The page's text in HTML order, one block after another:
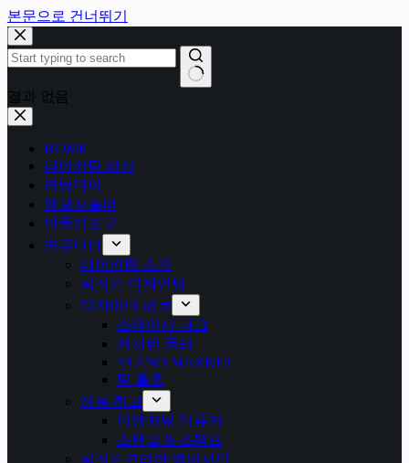
본문으로 건너뛰기
결과 없음
HOME
다이커팅 머신
커팅다이
엠보싱폴더
만들기도구
커뮤니티
다이커팅 소개
씨직스 디자인팀
디자이너 허브
스테이시 파크
캐서린 풀러
49 AND MARKET
팀 홀츠
제품 허브
디멘저널 디퓨저
스텐실 & 스탬프
씨직스코리아 엠버서더